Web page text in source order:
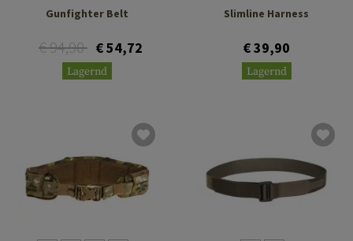
Gunfighter Belt
€ 94,90 € 54,72
Lagernd
Slimline Harness
€ 39,90
Lagernd